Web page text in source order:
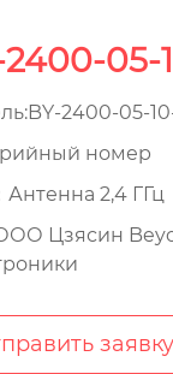
2400-05-
2400-05-
номер
Антенна 2,4 ГГц
Цзясин
заявку